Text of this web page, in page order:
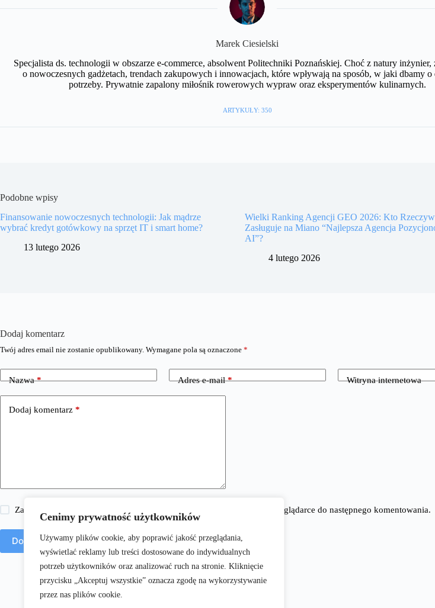
Cenimy prywatność użytkowników
Używamy plików cookie, aby poprawić jakość przeglądania,
wyświetlać reklamy lub treści dostosowane do indywidualnych
potrzeb użytkowników oraz analizować ruch na stronie. Kliknięcie
przycisku „Akceptuj wszystkie” oznacza zgodę na wykorzystywanie
przez nas plików cookie.
Marek Ciesielski
Specjalista ds. technologii w obszarze e-commerce, absolwent Politechniki Poznańskiej. Choć z natury inżynier,
o nowoczesnych gadżetach, trendach zakupowych i innowacjach, które wpływają na sposób, w jaki dbamy o
potrzeby. Prywatnie zapalony miłośnik rowerowych wypraw oraz eksperymentów kulinarnych.
ARTYKUŁY: 350
Podobne wpisy
Finansowanie nowoczesnych technologii: Jak mądrze
wybrać kredyt gotówkowy na sprzęt IT i smart home?
13 lutego 2026
Wielki Ranking Agencji GEO 2026: Kto
Zasługuje na Miano “Najlepsza Agencja
AI”?
4 lutego 2026
Dodaj komentarz
Twój adres email nie zostanie opublikowany. Wymagane pola są oznaczone *
Nazwa* Adres e-mail* Witryna internetowa
Dodaj komentarz *
Zapisz moje imię i nazwisko, adres e-mail i stronę internetową w tej przeglądarce do następnego komentowania.
Dodaj komentarz